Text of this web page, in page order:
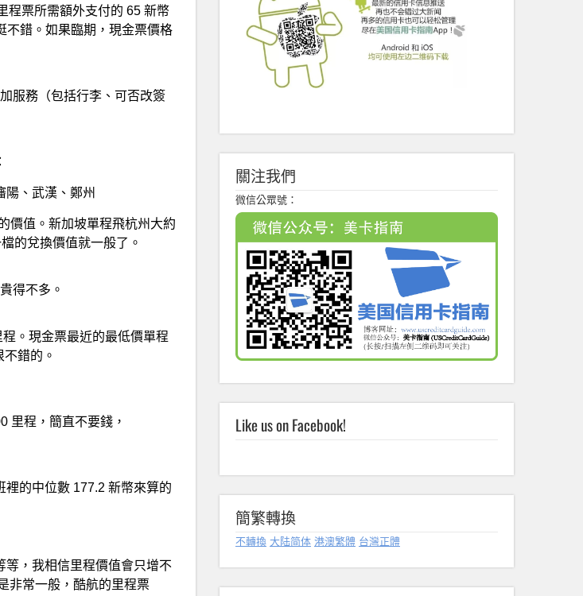
程票所需額外支付的 65 新幣
不錯。如果臨期，現金票價格
服務（包括行李、可否改簽
陽、武漢、鄭州
價值。新加坡單程飛杭州大約
的兌換價值就一般了。
得不多。
。現金票最近的最低價單程
錯的。
里程，簡直不要錢，
的中位數 177.2 新幣來算的
等，我相信里程價值會只增不
非常一般，酷航的里程票
關注我們
微信公眾號：
Like us on Facebook!
簡繁轉換
不轉換 大陆简体 港澳繁體 台灣正體